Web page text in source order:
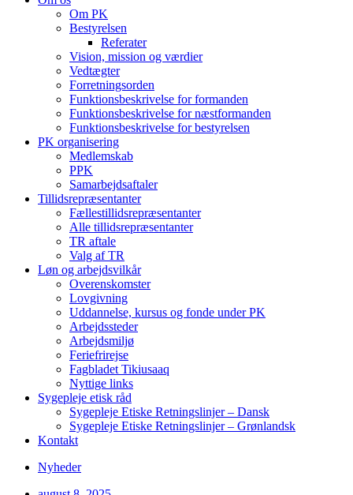
Om PK
Bestyrelsen
Referater
Vision, mission og værdier
Vedtægter
Forretningsorden
Funktionsbeskrivelse for formanden
Funktionsbeskrivelse for næstformanden
Funktionsbeskrivelse for bestyrelsen
PK organisering
Medlemskab
PPK
Samarbejdsaftaler
Tillidsrepræsentanter
Fællestillidsrepræsentanter
Alle tillidsrepræsentanter
TR aftale
Valg af TR
Løn og arbejdsvilkår
Overenskomster
Lovgivning
Uddannelse, kursus og fonde under PK
Arbejdssteder
Arbejdsmiljø
Feriefrirejse
Fagbladet Tikiusaaq
Nyttige links
Sygepleje etisk råd
Sygepleje Etiske Retningslinjer – Dansk
Sygepleje Etiske Retningslinjer – Grønlandsk
Kontakt
Nyheder